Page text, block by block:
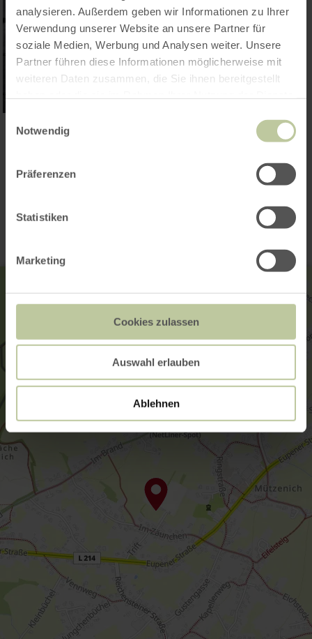
analysieren. Außerdem geben wir Informationen zu Ihrer
Verwendung unserer Website an unsere Partner für
soziale Medien, Werbung und Analysen weiter. Unsere
Partner führen diese Informationen möglicherweise mit
weiteren Daten zusammen, die Sie ihnen bereitgestellt
Einwilligungsauswahl
Notwendig
Präferenzen
Statistiken
Marketing
Cookies zulassen
Auswahl erlauben
Ablehnen
Kontakt